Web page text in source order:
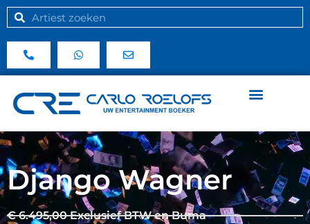
Django Wagner
€ 6.495,00 Exclusief BTW en Buma